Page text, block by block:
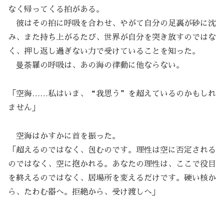
なく帰ってくる拍がある。
彼はその拍に呼吸を合わせ、やがて自分の足裏が砂に沈
み、また持ち上がるたび、世界が自分を突き放すのではな
く、押し返し過ぎない力で受けていることを知った。
曼荼羅の呼吸は、あの海の律動に他ならない。
「空海……私はいま、“我思う”を超えているのかもしれ
ません」
空海はかすかに首を振った。
「超えるのではなく、包むのです。理性は空に否定される
のではなく、空に抱かれる。あなたの理性は、ここで役目
を終えるのではなく、居場所を変えるだけです。硬い核か
ら、たわむ器へ。拒絶から、受け渡しへ」